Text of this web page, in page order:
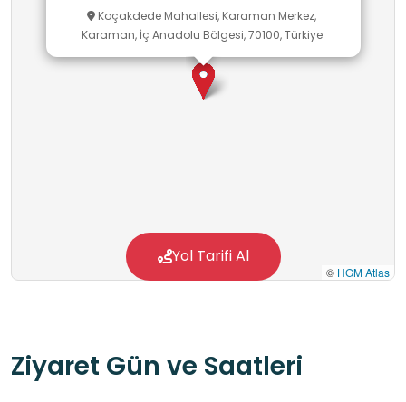
Koçakdede Mahallesi, Karaman Merkez,
Karaman, İç Anadolu Bölgesi, 70100, Türkiye
© HGM Atlas
Yol Tarifi Al
Ziyaret Gün ve Saatleri